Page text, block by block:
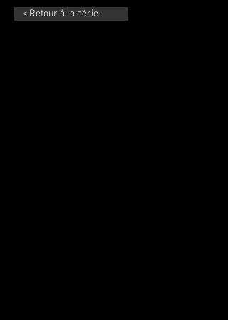
< Retour à la série